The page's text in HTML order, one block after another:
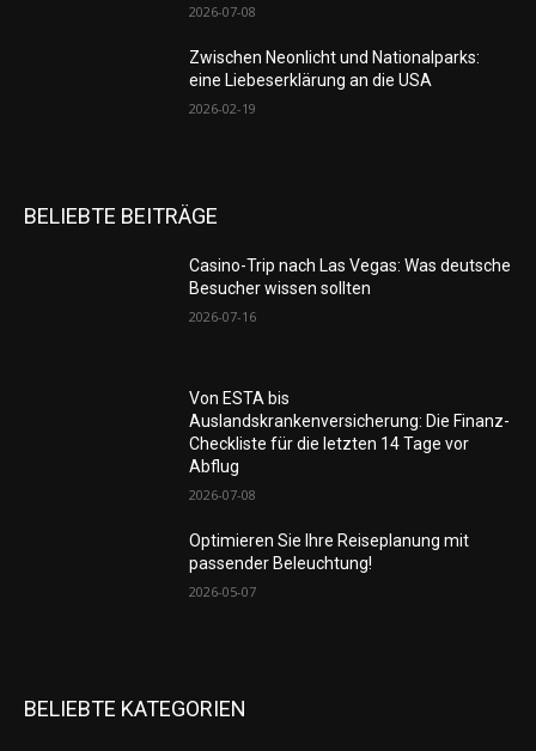
2026-07-08
Zwischen Neonlicht und Nationalparks:
eine Liebeserklärung an die USA
2026-02-19
BELIEBTE BEITRÄGE
Casino-Trip nach Las Vegas: Was deutsche
Besucher wissen sollten
2026-07-16
Von ESTA bis
Auslandskrankenversicherung: Die Finanz-
Checkliste für die letzten 14 Tage vor
Abflug
2026-07-08
Optimieren Sie Ihre Reiseplanung mit
passender Beleuchtung!
2026-05-07
BELIEBTE KATEGORIEN